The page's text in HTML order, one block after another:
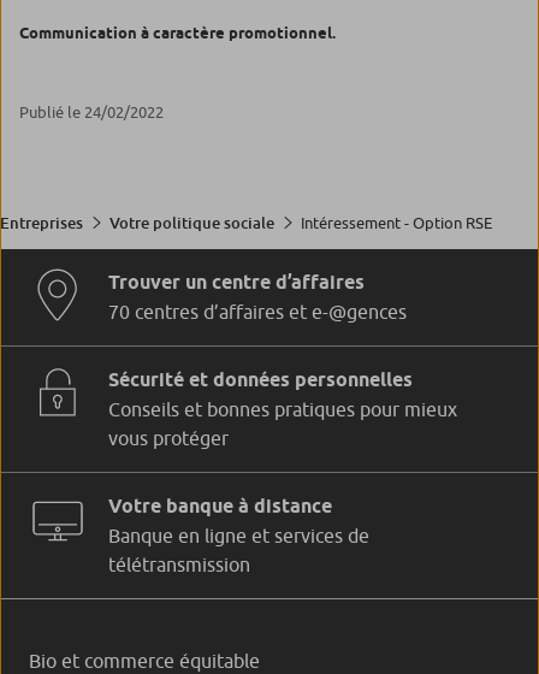
Communication à caractère promotionnel.
Publié le 24/02/2022
Entreprises Votre politique sociale Intéressement - Option RSE
Trouver un centre d’affaires
70 centres d’affaires et e-@gences
Sécurité et données personnelles
Conseils et bonnes pratiques pour mieux
vous protéger
Votre banque à distance
Banque en ligne et services de
télétransmission
Bio et commerce équitable